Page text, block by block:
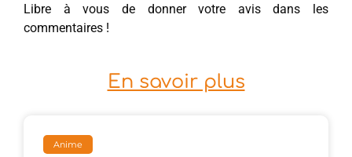
Libre à vous de donner votre avis dans les
commentaires !
En savoir plus
Anime